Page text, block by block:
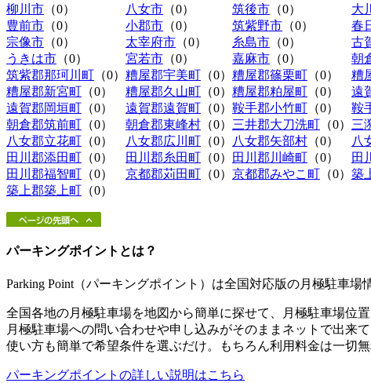
柳川市 （0） 八女市 （0） 筑後市 （0） 大
豊前市 （0） 小郡市 （0） 筑紫野市 （0） 春
宗像市 （0） 太宰府市 （0） 糸島市 （0） 古
うきは市 （0） 宮若市 （0） 嘉麻市 （0） 朝
筑紫郡那珂川町 （0） 糟屋郡宇美町 （0） 糟屋郡篠栗町 （0） 糟
糟屋郡新宮町 （0） 糟屋郡久山町 （0） 糟屋郡粕屋町 （0） 遠
遠賀郡岡垣町 （0） 遠賀郡遠賀町 （0） 鞍手郡小竹町 （0） 鞍
朝倉郡筑前町 （0） 朝倉郡東峰村 （0） 三井郡大刀洗町 （0） 三
八女郡立花町 （0） 八女郡広川町 （0） 八女郡矢部村 （0） 八
田川郡添田町 （0） 田川郡糸田町 （0） 田川郡川崎町 （0） 田
田川郡福智町 （0） 京都郡苅田町 （0） 京都郡みやこ町 （0） 築
築上郡築上町 （0）
パーキングポイントとは？
Parking Point（パーキングポイント）は全国対応版の月極駐車場
全国各地の月極駐車場を地図から簡単に探せて、月極駐車場位置
月極駐車場への問い合わせや申し込みがそのままネットで出来て
使い方も簡単で希望条件を選ぶだけ。もちろん利用料金は一切無
パーキングポイントの詳しい説明はこちら